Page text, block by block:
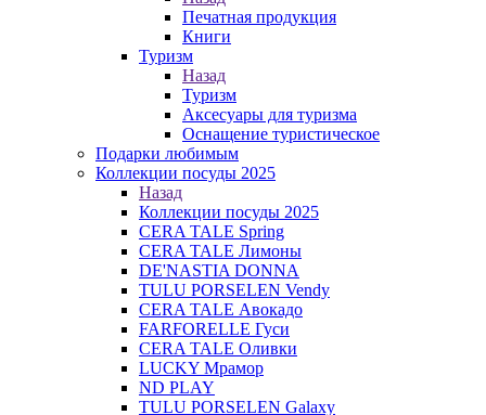
Печатная продукция
Книги
Туризм
Назад
Туризм
Аксесуары для туризма
Оснащение туристическое
Подарки любимым
Коллекции посуды 2025
Назад
Коллекции посуды 2025
CERA TALE Spring
CERA TALE Лимоны
DE'NASTIA DONNA
TULU PORSELEN Vendy
CERA TALE Авокадо
FARFORELLE Гуси
CERA TALE Оливки
LUCKY Мрамор
ND PLAY
TULU PORSELEN Galaxy